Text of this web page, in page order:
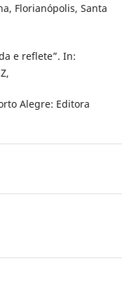
Florianópolis, Santa
e reflete”. In:
Alegre: Editora